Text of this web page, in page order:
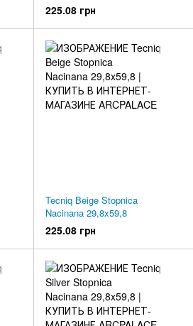
225.08 грн
Tecniq Beige Stopnica
Nacinana 29,8x59,8
225.08 грн